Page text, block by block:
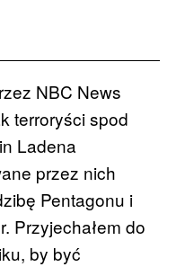
NBC News
terroryści spod
Ladena
przez nich
Pentagonu i
Przyjechałem do
by być